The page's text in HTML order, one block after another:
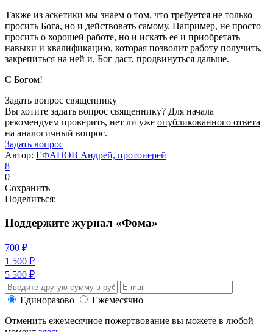
Также из аскетики мы знаем о том, что требуется не только
просить Бога, но и действовать самому. Например, не просто
просить о хорошей работе, но и искать ее и приобретать
навыки и квалификацию, которая позволит работу получить,
закрепиться на ней и, Бог даст, продвинуться дальше.
С Богом!
Задать вопрос священнику
Вы хотите задать вопрос священнику? Для начала
рекомендуем проверить, нет ли уже опубликованного ответа
на аналогичный вопрос.
Задать вопрос
Автор: ЕФАНОВ Андрей, протоиерей
8
0
Сохранить
Поделиться:
Поддержите журнал «Фома»
700 ₽
1 500 ₽
5 500 ₽
Единоразово
Ежемесячно
Отменить ежемесячное пожертвование вы можете в любой